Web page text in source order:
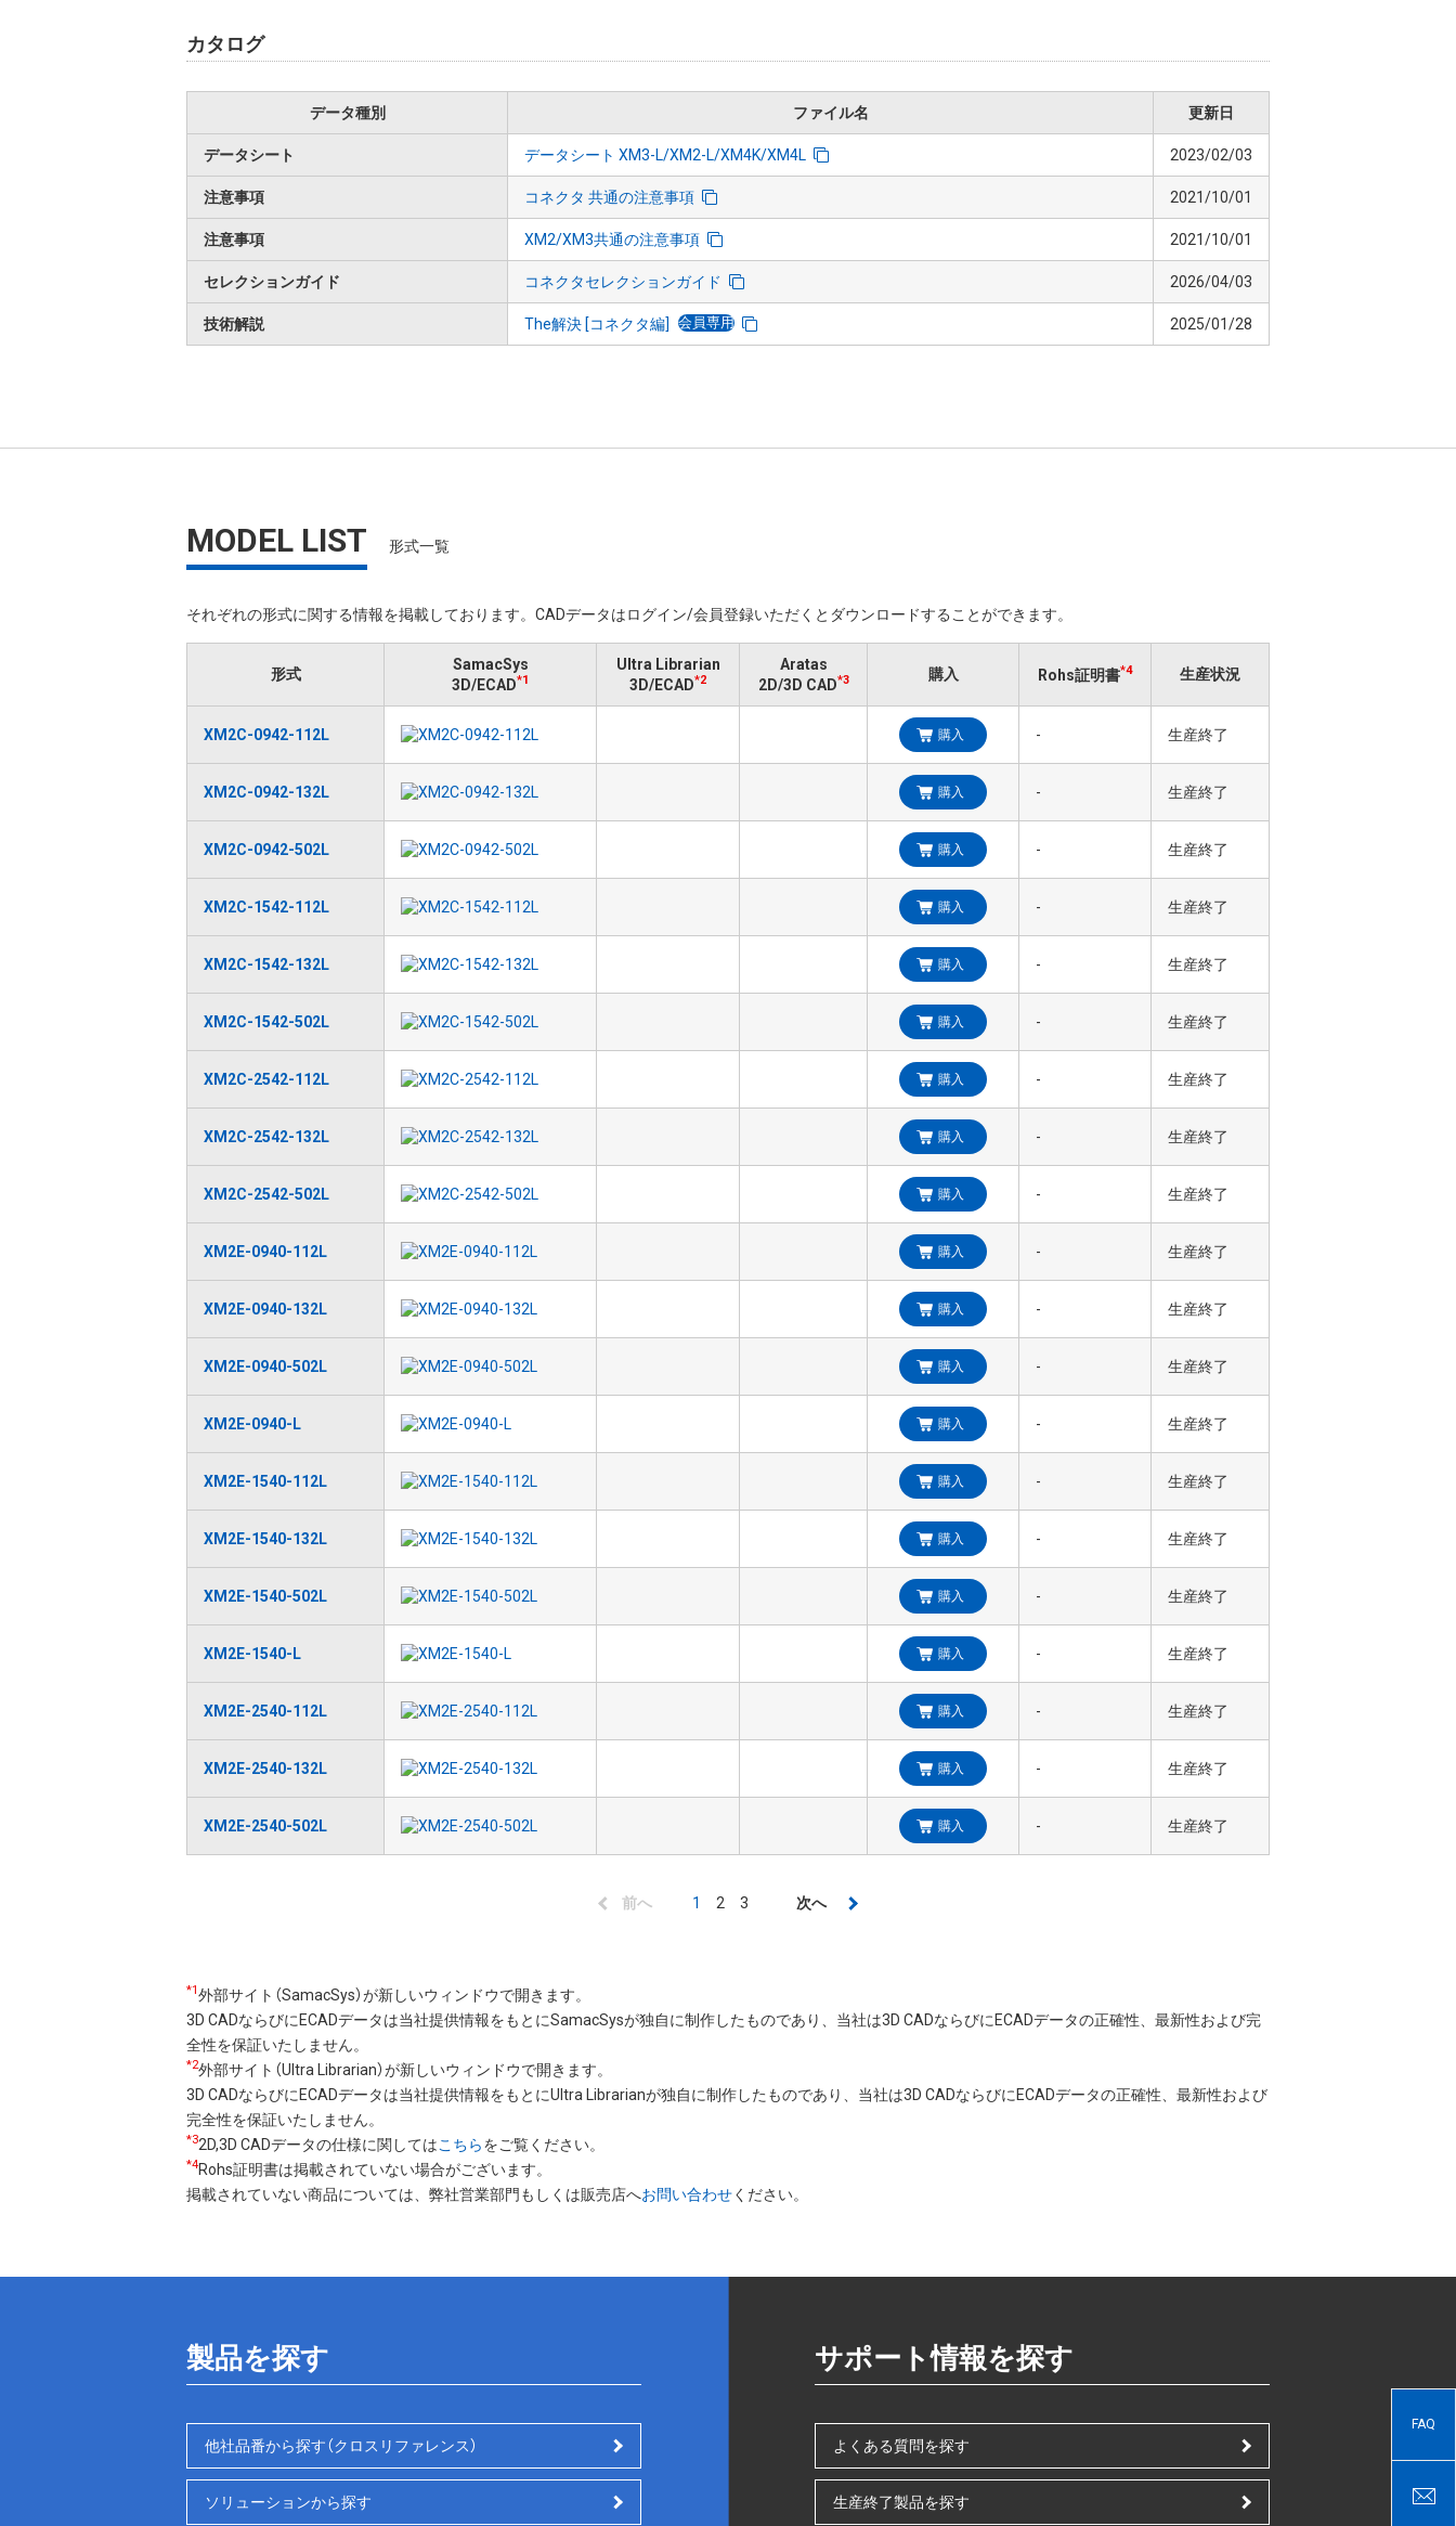
カタログ
データ種別 ファイル名 更新日
データシート データシート XM3-L/XM2-L/XM4K/XM4L 2023/02/03
注意事項 コネクタ 共通の注意事項 2021/10/01
注意事項 XM2/XM3共通の注意事項 2021/10/01
セレクションガイド コネクタセレクションガイド 2026/04/03
技術解説 The解決 [コネクタ編] 会員専用 2025/01/28
MODEL LIST 形式一覧
それぞれの形式に関する情報を掲載しております。​CADデータはログイン/会員登録いただくと​ダウンロードすることができます。
形式
SamacSys
3D/ECAD*1
Ultra Librarian
3D/ECAD*2
Aratas
2D/3D CAD*3 購入 Rohs証明書*4 生産状況
XM2C-0942-112L 購入 - 生産終了
XM2C-0942-132L 購入 - 生産終了
XM2C-0942-502L 購入 - 生産終了
XM2C-1542-112L 購入 - 生産終了
XM2C-1542-132L 購入 - 生産終了
XM2C-1542-502L 購入 - 生産終了
XM2C-2542-112L 購入 - 生産終了
XM2C-2542-132L 購入 - 生産終了
XM2C-2542-502L 購入 - 生産終了
XM2E-0940-112L 購入 - 生産終了
XM2E-0940-132L 購入 - 生産終了
XM2E-0940-502L 購入 - 生産終了
XM2E-0940-L 購入 - 生産終了
XM2E-1540-112L 購入 - 生産終了
XM2E-1540-132L 購入 - 生産終了
XM2E-1540-502L 購入 - 生産終了
XM2E-1540-L 購入 - 生産終了
XM2E-2540-112L 購入 - 生産終了
XM2E-2540-132L 購入 - 生産終了
XM2E-2540-502L 購入 - 生産終了
送
り
前
前へ
カ
ペ
1 Page
2 Page
3
次
次へ
*1外部サイト（SamacSys）が新しいウィンドウで開きます。
3D CADならびにECADデータは当社提供情報をもとにSamacSysが独自に制作したものであり、当社は3D CADならびにECADデータの正確性、最新性および完
全性を保証いたしません。
*2外部サイト（Ultra Librarian）が新しいウィンドウで開きます。
3D CADならびにECADデータは当社提供情報をもとにUltra Librarianが独自に制作したものであり、当社は3D CADならびにECADデータの正確性、最新性および
完全性を保証いたしません。
*32D,3D CADデータの仕様に関してはこちらをご覧ください。
*4Rohs証明書は掲載されていない場合がございます。
掲載されていない商品については、弊社営業部門もしくは販売店へお問い合わせください。
製品を探す
他社品番から探す（クロスリファレンス）
ソリューションから探す
サポート情報を探す
よくある質問を探す
生産終了製品を探す
FAQ